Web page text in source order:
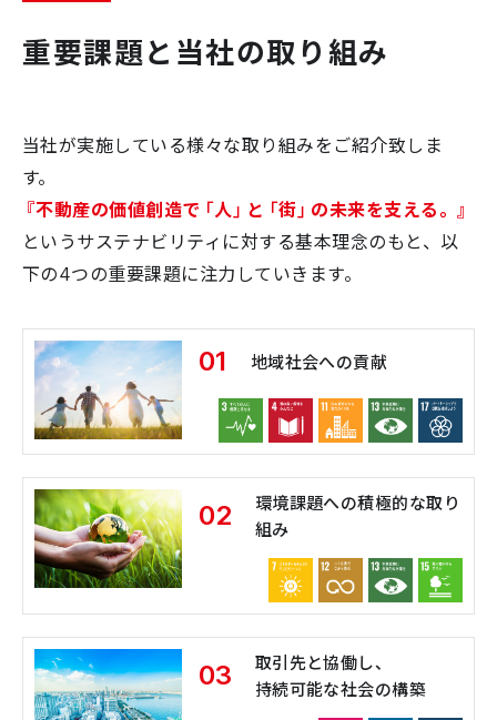
重要課題と当社の取り組み
当社が実施している様々な取り組みをご紹介致しま
す。
『不動産の価値創造で「人」と「街」の未来を支える。』
というサステナビリティに対する基本理念のもと、以
下の4つの重要課題に注力していきます。
01 地域社会への貢献
02
環境課題への積極的な取り
組み
03
取引先と協働し、
持続可能な社会の構築